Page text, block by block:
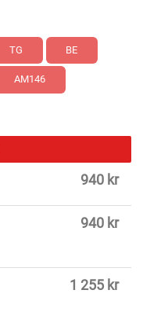
TG BE
AM146
940 kr
940 kr
1 255 kr